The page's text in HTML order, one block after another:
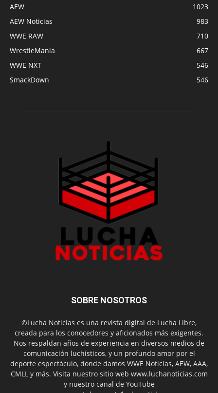
AEW
1023
AEW Noticias
983
WWE RAW
710
WrestleMania
667
WWE NXT
546
SmackDown
546
SOBRE NOSOTROS
©Lucha Noticias es una revista digital de Lucha Libre,
creada para los conocedores y aficionados más exigentes.
Nos respaldan años de experiencia en diversos medios de
comunicación luchísticos, y un profundo amor por el
deporte espectáculo, donde damos WWE Noticias, AEW, AAA,
CMLL y más. Visita nuestro sitio web www.luchanoticias.com
y nuestro canal de YouTube